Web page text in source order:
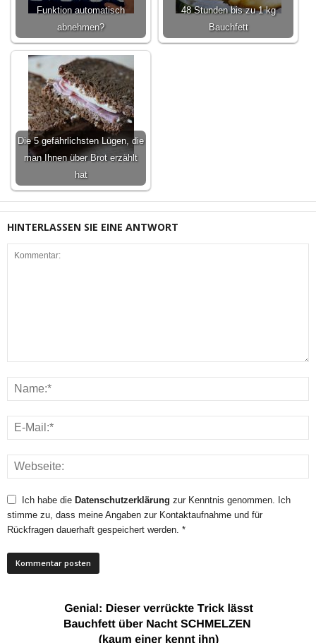
Funktion automatisch
abnehmen?
48 Stunden bis zu 1 kg
Bauchfett
Die 5 gefährlichsten Lügen, die
man Ihnen über Brot erzählt
hat
HINTERLASSEN SIE EINE ANTWORT
Ich habe die Datenschutzerklärung zur Kenntnis genommen. Ich
stimme zu, dass meine Angaben zur Kontaktaufnahme und für
Rückfragen dauerhaft gespeichert werden. *